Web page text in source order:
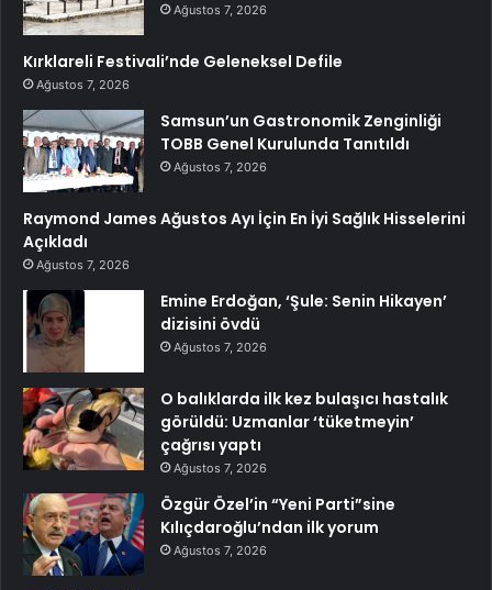
Ağustos 7, 2026
Kırklareli Festivali’nde Geleneksel Defile
Ağustos 7, 2026
Samsun’un Gastronomik Zenginliği
TOBB Genel Kurulunda Tanıtıldı
Ağustos 7, 2026
Raymond James Ağustos Ayı İçin En İyi Sağlık Hisselerini
Açıkladı
Ağustos 7, 2026
Emine Erdoğan, ‘Şule: Senin Hikayen’
dizisini övdü
Ağustos 7, 2026
O balıklarda ilk kez bulaşıcı hastalık
görüldü: Uzmanlar ‘tüketmeyin’
çağrısı yaptı
Ağustos 7, 2026
Özgür Özel’in “Yeni Parti”sine
Kılıçdaroğlu’ndan ilk yorum
Ağustos 7, 2026